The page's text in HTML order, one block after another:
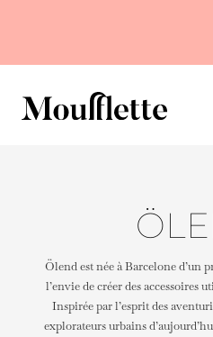
Ölend est née à Barcelone d’un
l’envie de créer des accessoires
Inspirée par l’esprit des
explorateurs urbains